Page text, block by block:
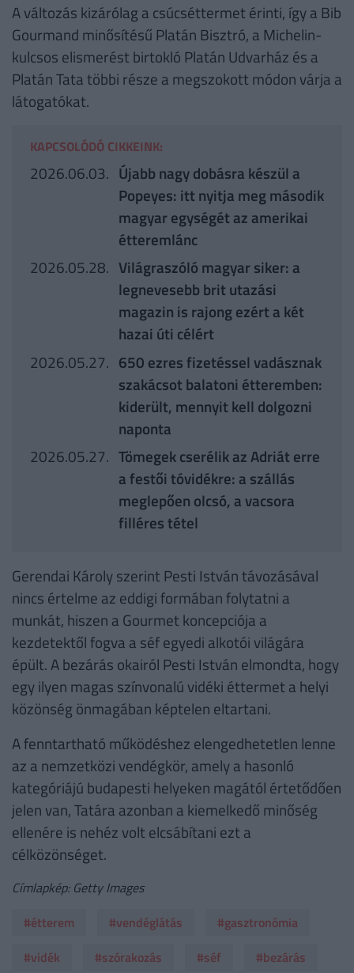
A változás kizárólag a csúcséttermet érinti, így a Bib
Gourmand minősítésű Platán Bisztró, a Michelin-
kulcsos elismerést birtokló Platán Udvarház és a
Platán Tata többi része a megszokott módon várja a
látogatókat.
KAPCSOLÓDÓ CIKKEINK:
2026.06.03. Újabb nagy dobásra készül a
Popeyes: itt nyitja meg második
magyar egységét az amerikai
étteremlánc
2026.05.28. Világraszóló magyar siker: a
legnevesebb brit utazási
magazin is rajong ezért a két
hazai úti célért
2026.05.27. 650 ezres fizetéssel vadásznak
szakácsot balatoni étteremben:
kiderült, mennyit kell dolgozni
naponta
2026.05.27. Tömegek cserélik az Adriát erre
a festői tóvidékre: a szállás
meglepően olcsó, a vacsora
filléres tétel
Gerendai Károly szerint Pesti István távozásával
nincs értelme az eddigi formában folytatni a
munkát, hiszen a Gourmet koncepciója a
kezdetektől fogva a séf egyedi alkotói világára
épült. A bezárás okairól Pesti István elmondta, hogy
egy ilyen magas színvonalú vidéki éttermet a helyi
közönség önmagában képtelen eltartani.
A fenntartható működéshez elengedhetetlen lenne
az a nemzetközi vendégkör, amely a hasonló
kategóriájú budapesti helyeken magától értetődően
jelen van, Tatára azonban a kiemelkedő minőség
ellenére is nehéz volt elcsábítani ezt a
célközönséget.
Címlapkép: Getty Images
#étterem
#vendéglátás
#gasztronómia
#vidék
#szórakozás #séf
#bezárás